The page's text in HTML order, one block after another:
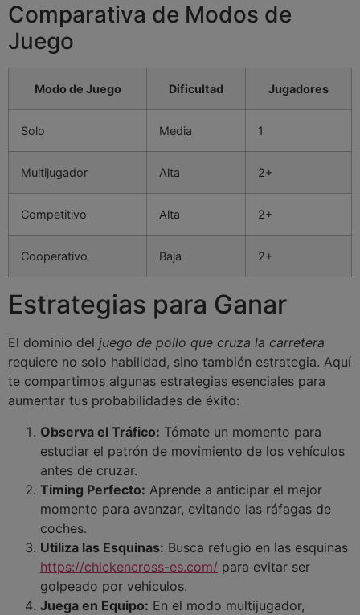
Comparativa de Modos de
Juego
Modo de Juego Dificultad Jugadores
Solo Media 1
Multijugador Alta 2+
Competitivo Alta 2+
Cooperativo Baja 2+
Estrategias para Ganar
El dominio del juego de pollo que cruza la carretera
requiere no solo habilidad, sino también estrategia. Aquí
te compartimos algunas estrategias esenciales para
aumentar tus probabilidades de éxito:
Observa el Tráfico: Tómate un momento para
estudiar el patrón de movimiento de los vehículos
antes de cruzar.
Timing Perfecto: Aprende a anticipar el mejor
momento para avanzar, evitando las ráfagas de
coches.
Utiliza las Esquinas: Busca refugio en las esquinas
https://chickencross-es.com/ para evitar ser
golpeado por vehiculos.
Juega en Equipo: En el modo multijugador,